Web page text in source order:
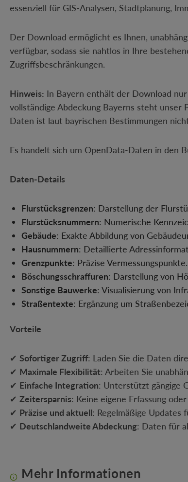
essenziell für GIS-Analysen, Stadtplanung,
Der Download ermöglicht es Ihnen,
verfügbar, sodass sie nahtlos in Ihre
Zugriffsbeschränkungen.
Hinweis: In Bayern enthält der Download
vollständige Abdeckung Bayerns steht
Daten ist laut bayrischen Bestimmungen
Es handelt sich um OpenData-Daten in den
Daten-Details
Flurstücksgrenzen: Darstellung der
Flurstücksnummern: Numerische
Gebäude: Exakte Abbildung von
Hausnummern: Detaillierte
Grenzpunkte: Präzise Vermessungspunkte.
Böschungsschraffuren: Darstellung von
Sonstige Bauwerke: Visualisierung von
Straßentexte: Ergänzung um
Vorteile
✔ Sofortiger Zugriff: Laden Sie die Daten
✔ Maximale Flexibilität: Arbeiten Sie
✔ Einfache Integration: Unterstützt gängige
✔ Zeitersparnis: Keine eigene Erfassung
✔ Präzise und aktuell: Regelmäßige Updates
✔ Deutschlandweite Abdeckung: Daten für
Mehr Informationen